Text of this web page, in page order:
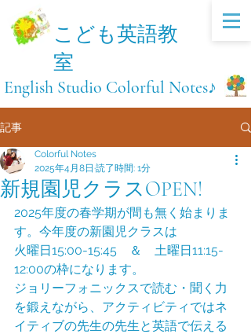
​English Studio Colorful Notes♪
​こども英語教
室
記事
新規園児クラスOPEN!
Colorful Notes
2025年4月8日 読了時間: 1分
2025年度の春学期が間も無く始まりま
す。今年度の新園児クラスは
火曜日15:00-15:45　＆　土曜日11:15-
12:00の枠になります。
ジョリーフォニックスで読む・聞く力
を鍛えながら、アクティビティではネ
イティブの先生の先生と英語で伝える